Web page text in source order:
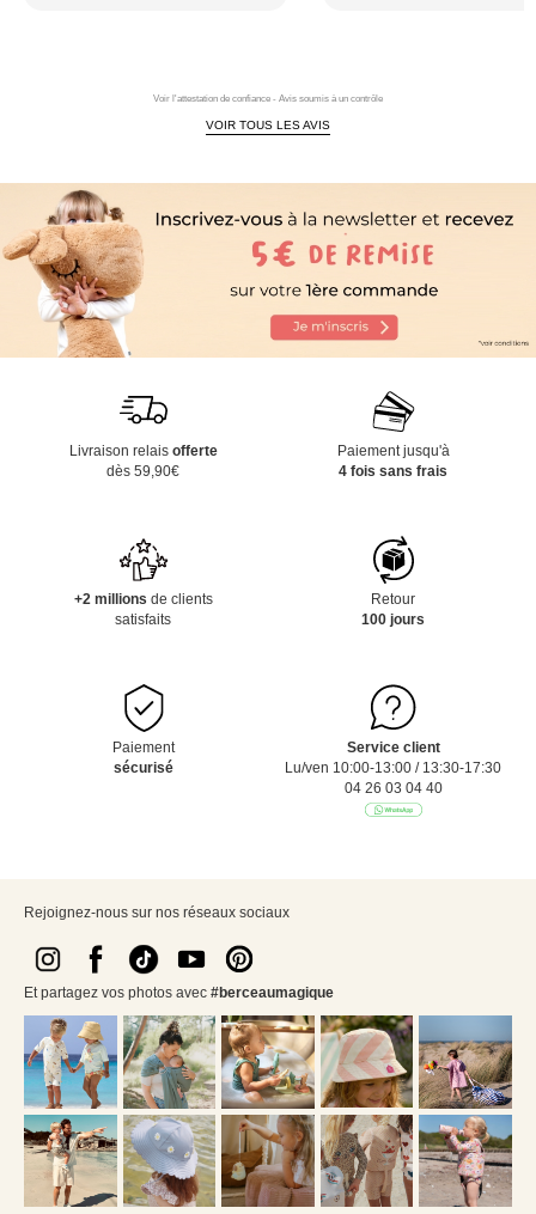
Voir l'attestation de confiance - Avis soumis à un contrôle
VOIR TOUS LES AVIS
Livraison relais offerte
dès 59,90€
Paiement jusqu'à
4 fois sans frais
+2 millions de clients
satisfaits
Retour
100 jours
Paiement
sécurisé
Service client
Lu/ven 10:00-13:00 / 13:30-17:30
04 26 03 04 40
Rejoignez-nous sur nos réseaux sociaux
Et partagez vos photos avec #berceaumagique